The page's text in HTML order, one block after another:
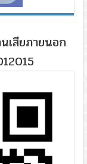
เสียภายนอก